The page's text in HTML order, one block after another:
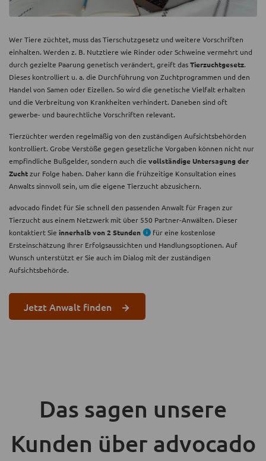
Wer Tiere züchtet, muss das Tierschutzgesetz und weitere Vorschriften
einhalten. Werden z. B. Nutztiere wie Rinder oder Schweine vermehrt und
durch gezielte Paarung genetisch verändert, greift dasTierzuchtgesetz.
Dieses kontrolliert u. a. die Durchführung von Zuchtprogrammen und den
Handel von Samen oder Eizellen. So wird die genetische Vielfalt erhalten
und die Verbreitung von Krankheiten verhindert. Daneben sind oft
gewerbe- und baurechtliche Vorschriften relevant.
Tierzüchter werden regelmäßig von den zuständigen Aufsichtsbehörden
kontrolliert. Grobe Verstöße gegen gesetzliche Vorgaben können nicht nur
empfindliche Bußgelder, sondern auch die vollständige Untersagung der
Zuchtzur Folge haben. Daher kann die frühzeitige Konsultation eines
Anwalts sinnvoll sein, um die eigene Tierzucht abzusichern.
advocado findet für Sie schnell den passenden Anwalt für Fragen zur
Tierzucht aus einem Netzwerk mit über 550 Partner-Anwälten. Dieser
kontaktiert Sie innerhalb von 2 Stunden
für eine kostenlose
Ersteinschätzung Ihrer Erfolgsaussichten und Handlungsoptionen. Auf
Wunsch unterstützt er Sie auch im Dialog mit der zuständigen
Aufsichtsbehörde.
Jetzt Anwalt finden
Das sagen unsere
Kunden über advocado